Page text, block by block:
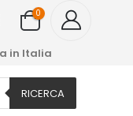
0
in Italia
RICERCA